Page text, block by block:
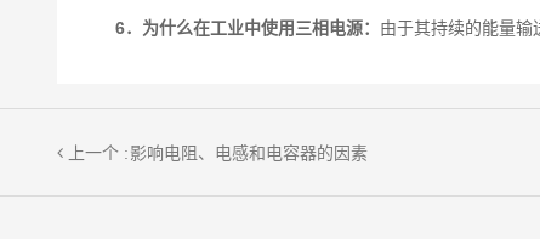
6．为什么在工业中使用三相电源： 由于其持续的能量输
上一个 :影响电阻、电感和电容器的因素